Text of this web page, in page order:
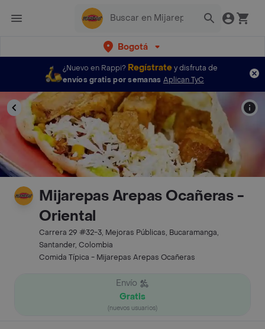
Bogotá
¿Nuevo en Rappi? Regístratey disfruta de
envíos gratis por semanas Aplican TyC
Mijarepas Arepas Ocañeras -
Oriental
Carrera 29 #32-3, Mejoras Públicas, Bucaramanga,
Santander, Colombia
Comida Típica - Mijarepas Arepas Ocañeras
Envío
Gratis
(nuevos usuarios)